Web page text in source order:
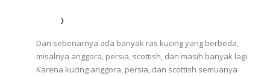
}
Dan sebenarnya ada banyak ras kucing yang berbeda,
misalnya anggora, persia, scottish, dan masih banyak lagi.
Karena kucing anggora, persia, dan scottish semuanya